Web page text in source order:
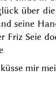
über
seine
Friz Seie
mir